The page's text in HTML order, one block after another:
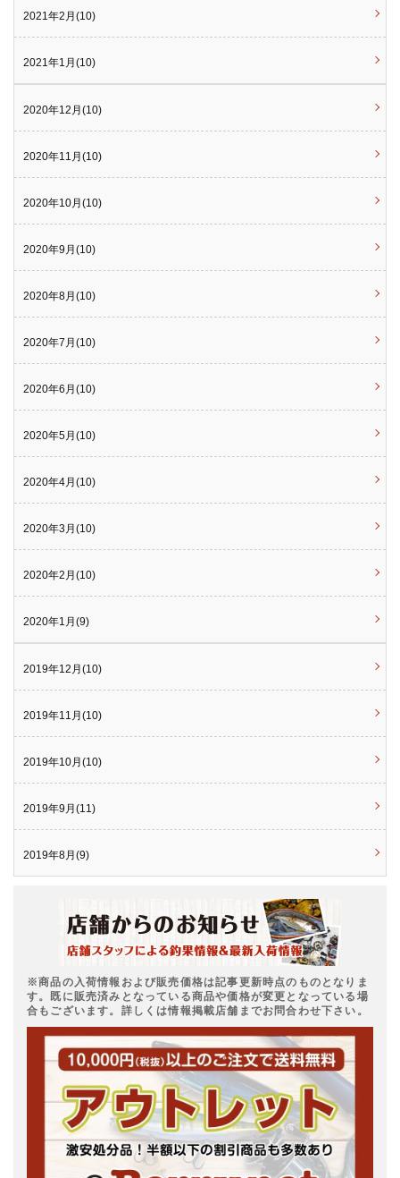
2021年2月(10)
2021年1月(10)
2020年12月(10)
2020年11月(10)
2020年10月(10)
2020年9月(10)
2020年8月(10)
2020年7月(10)
2020年6月(10)
2020年5月(10)
2020年4月(10)
2020年3月(10)
2020年2月(10)
2020年1月(9)
2019年12月(10)
2019年11月(10)
2019年10月(10)
2019年9月(11)
2019年8月(9)
※商品の入荷情報および販売価格は記事更新時点のものとなりま
す。既に販売済みとなっている商品や価格が変更となっている場
合もございます。詳しくは情報掲載店舗までお問合わせ下さい。